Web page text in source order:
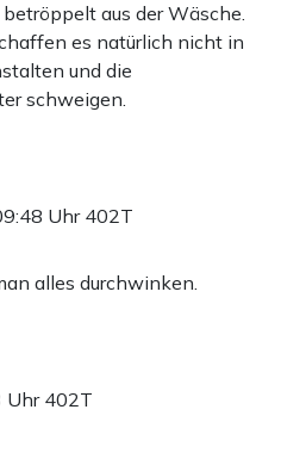
aus der Wäsche.
es natürlich nicht in
und die
schweigen.
Uhr 402T
alles durchwinken.
Uhr 402T